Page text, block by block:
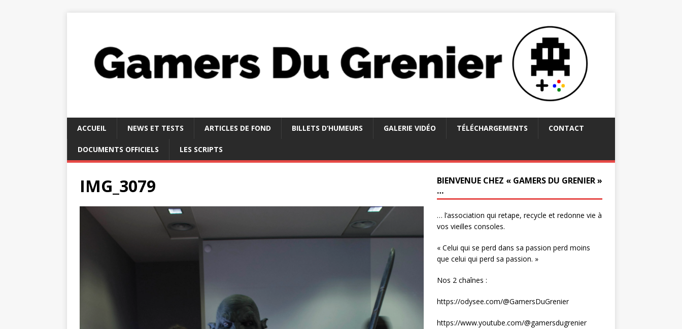
ACCUEIL NEWS ET TESTS ARTICLES DE FOND BILLETS D’HUMEURS GALERIE VIDÉO TÉLÉCHARGEMENTS CONTACT
DOCUMENTS OFFICIELS LES SCRIPTS
IMG_3079
BIENVENUE CHEZ « GAMERS DU GRENIER »
…
… l’association qui retape, recycle et redonne vie à
vos vieilles consoles.
« Celui qui se perd dans sa passion perd moins
que celui qui perd sa passion. »
Nos 2 chaînes :
https://odysee.com/@GamersDuGrenier
https://www.youtube.com/@gamersdugrenier